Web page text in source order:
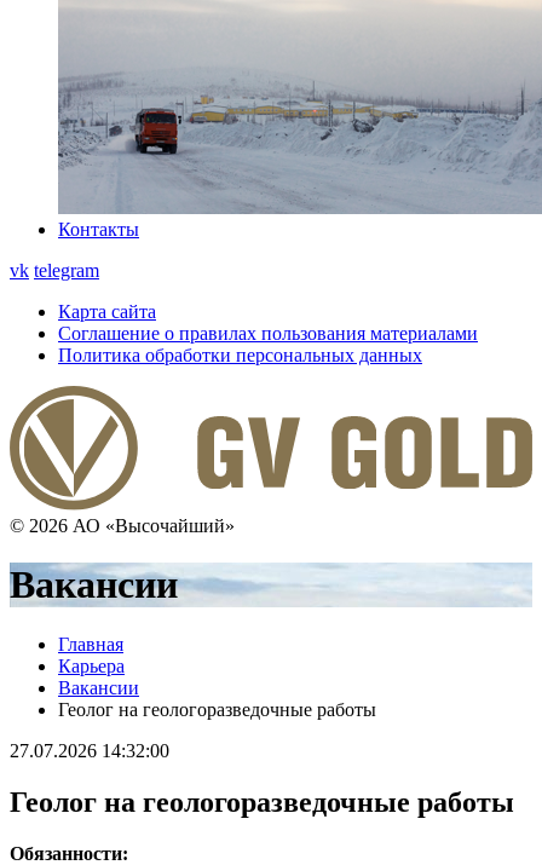
Контакты
vk telegram
Карта сайта
Соглашение о правилах пользования материалами
Политика обработки персональных данных
© 2026 АО «Высочайший»
Вакансии
Главная
Карьера
Вакансии
Геолог на геологоразведочные работы
27.07.2026 14:32:00
Геолог на геологоразведочные работы
Обязанности: